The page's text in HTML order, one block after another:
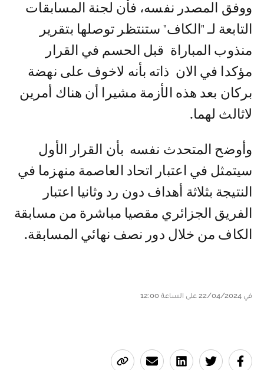
ووفق المصدر نفسه، فأن لجنة المسابقات
التابعة لـ "الكاف" ستنتظر توصلها بتقرير
منذوب المباراة قبل الحسم في القرار
مؤكدا في الان ذاته بأنه لاخوف على نهضة
بركان بعد هذه الأزمة مشيرا أن هناك أمرين
لاثالث لهما.
وأوضح المتحدث نفسه بأن القرار الأول
سيتمثل في اعتبار اتحاد العاصمة منهزما في
النتيجة بثلاثة أهداف دون رد وثانيا اعتبار
الفريق الجزائري مقصيا مباشرة من مسابقة
الكاف من خلال دور نصف نهائي المسابقة.
في 22/04/2024 على الساعة 12:00